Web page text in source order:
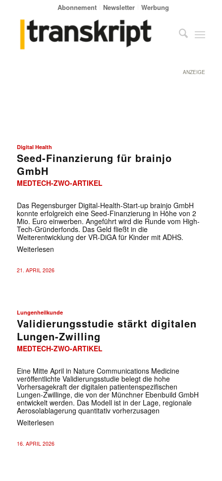
Abonnement Newsletter Werbung
ANZEIGE
Digital Health
Seed-Finanzierung für brainjo
GmbH
MEDTECH-ZWO-ARTIKEL
Das Regensburger Digital-Health-Start-up brainjo GmbH
konnte erfolgreich eine Seed-Finanzierung in Höhe von 2
Mio. Euro einwerben. Angeführt wird die Runde vom High-
Tech-Gründerfonds. Das Geld fließt in die
Weiterentwicklung der VR-DiGA für Kinder mit ADHS.
Weiterlesen
21. APRIL 2026
Lungenheilkunde
Validierungsstudie stärkt digitalen
Lungen-Zwilling
MEDTECH-ZWO-ARTIKEL
Eine Mitte April in Nature Communications Medicine
veröffentlichte Validierungsstudie belegt die hohe
Vorhersagekraft der digitalen patientenspezifischen
Lungen-Zwillinge, die von der Münchner Ebenbuild GmbH
entwickelt werden. Das Modell ist in der Lage, regionale
Aerosolablagerung quantitativ vorherzusagen
Weiterlesen
16. APRIL 2026